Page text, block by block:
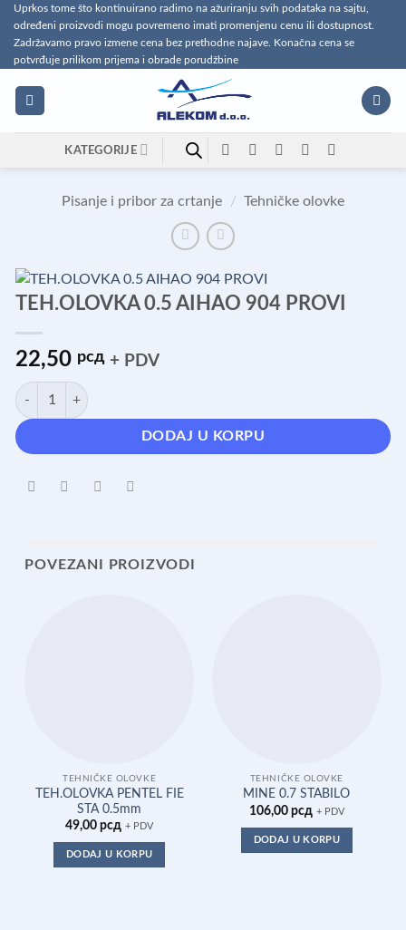
Preskoči
na
sadržaj
Uprkos tome što kontinuirano radimo na ažuriranju svih podataka na sajtu,
određeni proizvodi mogu povremeno imati promenjenu cenu ili dostupnost.
Zadržavamo pravo izmene cena bez prethodne najave. Konačna cena se
potvrđuje prilikom prijema i obrade porudžbine
KATEGORIJE
Pisanje i pribor za crtanje / Tehničke olovke
TEH.OLOVKA 0.5 AIHAO 904 PROVI
22,50 рсд + PDV
TEH.OLOVKA 0.5 AIHAO 904 PROVI količina
DODAJ U KORPU
POVEZANI PROIZVODI
TEHNIČKE OLOVKE
TEH.OLOVKA PENTEL FIE
STA 0.5mm
49,00рсд + PDV
DODAJ U KORPU
TEHNIČKE OLOVKE
MINE 0.7 STABILO
106,00 рсд + PDV
DODAJ U KORPU